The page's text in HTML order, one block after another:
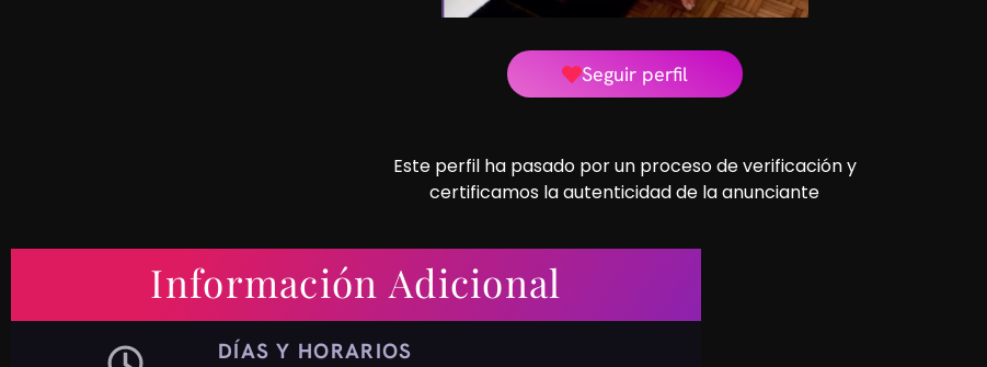
Seguir perfil
Este perfil ha pasado por un proceso de verificación y
certificamos la autenticidad de la anunciante
Información Adicional
DÍAS Y HORARIOS